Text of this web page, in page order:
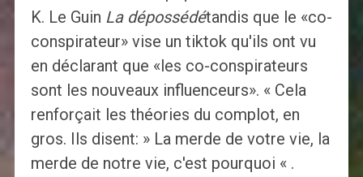
K. Le Guin La dépossédétandis que le «co-
conspirateur» vise un tiktok qu'ils ont vu
en déclarant que «les co-conspirateurs
sont les nouveaux influenceurs». « Cela
renforçait les théories du complot, en
gros. Ils disent: » La merde de votre vie, la
merde de notre vie, c'est pourquoi « .